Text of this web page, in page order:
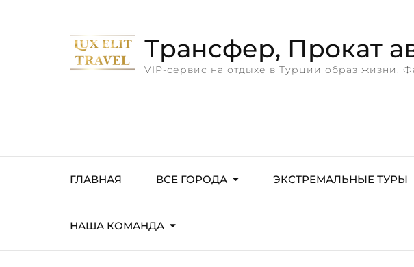
Трансфер, Прокат
VIP-сервис на отдыхе в Турции образ жизни,
ГЛАВНАЯ ВСЕ ГОРОДА ЭКСТРЕМАЛЬНЫЕ ТУРЫ
НАША КОМАНДА